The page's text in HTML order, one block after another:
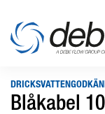
Blåkabel